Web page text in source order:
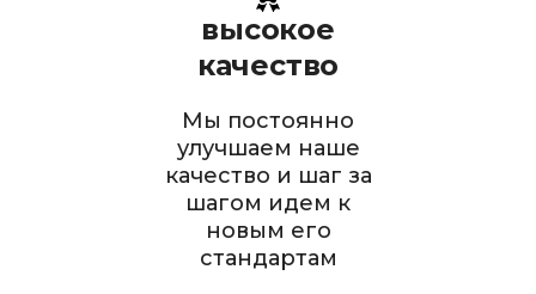
высокое
качество
Мы постоянно
улучшаем наше
качество и шаг за
шагом идем к
новым его
стандартам